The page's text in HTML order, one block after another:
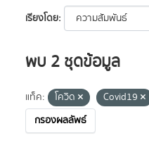
เรียงโดย
พบ 2 ชุดข้อมูล
แท็ค: โควิด Covid19
กรองผลลัพธ์